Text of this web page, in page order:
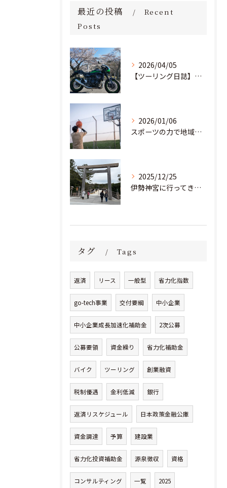
最近の投稿
Recent
Posts
2026/04/05
【ツーリング日誌】桜満開！茨城の里山を駆け抜け、愛宕神社へ
2026/01/06
スポーツの力で地域と教育の未来を創る。部活動の「地域移行」に挑む若き起業家
2025/12/25
伊勢神宮に行ってきました！
タグ Tags
返済 リース 一般型 省力化指数
go-tech事業 交付要綱 中小企業
中小企業成長加速化補助金 2次公募
公募要領 資金繰り 省力化補助金
バイク ツーリング 創業融資
税制優遇 金利低減 銀行
返済リスケジュール 日本政策金融公庫
資金調達 予算 建設業
省力化投資補助金 源泉徴収 資格
コンサルティング 一覧 2025